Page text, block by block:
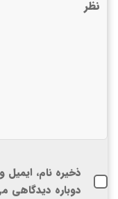
ذخیره نام،
دوباره دیدگاهی